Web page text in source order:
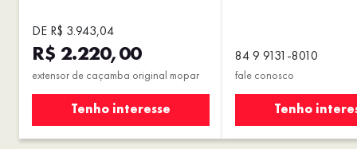
DE R$ 3.943,04
R$ 2.220,00
extensor de caçamba original mopar
Tenho interesse
84 9 9131-8010
fale conosco
Tenho